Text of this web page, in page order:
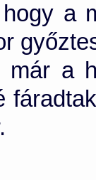
a
a